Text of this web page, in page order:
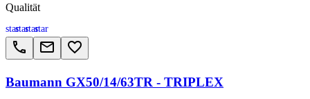
Qualität
starstarstarstar
call email favorite_border
Baumann GX50/14/63TR - TRIPLEX